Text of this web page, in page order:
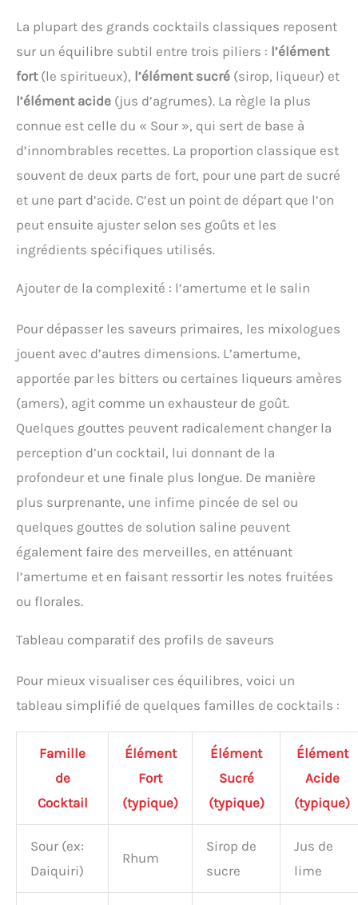
La plupart des grands cocktails classiques reposent
sur un équilibre subtil entre trois piliers : l’élément
fort(le spiritueux), l’élément sucré (sirop, liqueur) et
l’élément acide (jus d’agrumes). La règle la plus
connue est celle du « Sour », qui sert de base à
d’innombrables recettes. La proportion classique est
souvent de deux parts de fort, pour une part de sucré
et une part d’acide. C’est un point de départ que l’on
peut ensuite ajuster selon ses goûts et les
ingrédients spécifiques utilisés.
Ajouter de la complexité : l’amertume et le salin
Pour dépasser les saveurs primaires, les mixologues
jouent avec d’autres dimensions. L’amertume,
apportée par les bitters ou certaines liqueurs amères
(amers), agit comme un exhausteur de goût.
Quelques gouttes peuvent radicalement changer la
perception d’un cocktail, lui donnant de la
profondeur et une finale plus longue. De manière
plus surprenante, une infime pincée de sel ou
quelques gouttes de solution saline peuvent
également faire des merveilles, en atténuant
l’amertume et en faisant ressortir les notes fruitées
ou florales.
Tableau comparatif des profils de saveurs
Pour mieux visualiser ces équilibres, voici un
tableau simplifié de quelques familles de cocktails :
Famille
de
Cocktail
Élément
Fort
(typique)
Élément
Sucré
(typique)
Élément
Acide
(typique)
Sour (ex:
Daiquiri)
Rhum
Sirop de
sucre
Jus de
lime